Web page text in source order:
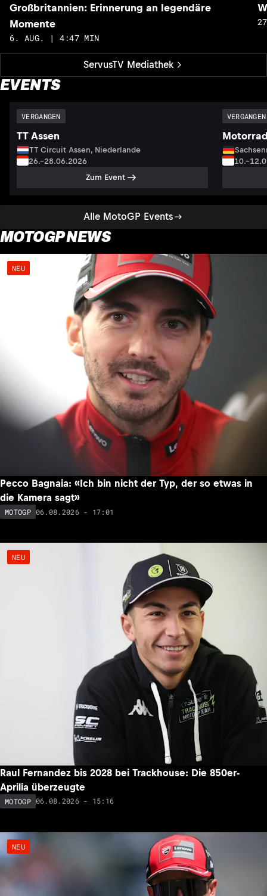
ServusTV Mediathek
Großbritannien: Erinnerung an legendäre
Momente
6. AUG. | 4:47 MIN
EVENTS
Alle MotoGP Events
VERGANGEN
TT Assen
TT Circuit Assen, Niederlande
26.–28.06.2026
Zum Event
VERGANGEN
MOTOGP NEWS
NEU
Pecco Bagnaia: «Ich bin nicht der Typ, der so etwas in
die Kamera sagt»
MOTOGP 06.08.2026 - 17:01
NEU
Raul Fernandez bis 2028 bei Trackhouse: Die 850er-
Aprilia überzeugte
MOTOGP 06.08.2026 - 15:16
NEU